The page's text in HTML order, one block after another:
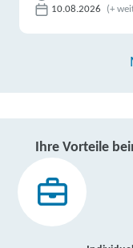
10.08.2026
(+
Ihre Vorteile